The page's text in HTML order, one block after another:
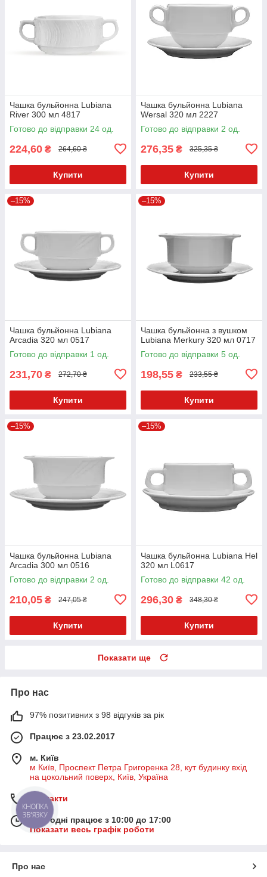
Чашка бульйонна Lubiana
River 300 мл 4817
Готово до відправки 24 од.
224,60 ₴ 264,60 ₴
Купити
Чашка бульйонна Lubiana
Wersal 320 мл 2227
Готово до відправки 2 од.
276,35 ₴ 325,35 ₴
Купити
–15%
Чашка бульйонна Lubiana
Arcadia 320 мл 0517
Готово до відправки 1 од.
231,70 ₴ 272,70 ₴
Купити
–15%
Чашка бульйонна з вушком
Lubiana Merkury 320 мл 0717
Готово до відправки 5 од.
198,55 ₴ 233,55 ₴
Купити
–15%
Чашка бульйонна Lubiana
Arcadia 300 мл 0516
Готово до відправки 2 од.
210,05 ₴ 247,05 ₴
Купити
–15%
Чашка бульйонна Lubiana Hel
320 мл L0617
Готово до відправки 42 од.
296,30 ₴ 348,30 ₴
Купити
Показати ще
Про нас
97% позитивних з 98 відгуків за рік
Працює з 23.02.2017
м. Київ
м Київ, Проспект Петра Григоренка 28, кут будинку вхід
на цокольний поверх, Київ, Україна
Контакти
Сьогодні працює з 10:00 до 17:00
Показати весь графік роботи
Про нас
КНОПКА
ЗВ'ЯЗКУ